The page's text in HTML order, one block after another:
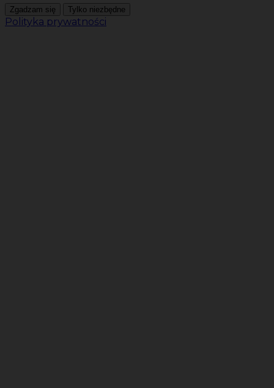
Zgadzam się Tylko niezbędne
Polityka prywatności